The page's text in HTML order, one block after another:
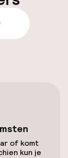
of komt
kun je